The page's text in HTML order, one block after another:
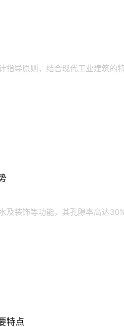
指导原则，结合现代工业建筑的
及装饰等功能，其孔隙率高达
特点